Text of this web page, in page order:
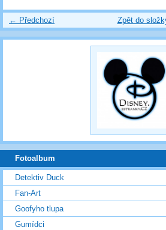
← Předchozí Zpět do
Fotoalbum
Detektiv Duck
Fan-Art
Goofyho tlupa
Gumídci